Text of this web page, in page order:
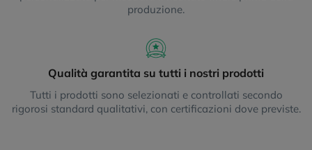
produzione.
Qualità garantita su tutti i nostri prodotti
Tutti i prodotti sono selezionati e controllati secondo
rigorosi standard qualitativi, con certificazioni dove previste.